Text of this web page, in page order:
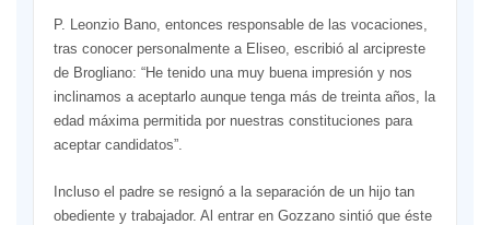
P. Leonzio Bano, entonces responsable de las vocaciones,
tras conocer personalmente a Eliseo, escribió al arcipreste
de Brogliano: “He tenido una muy buena impresión y nos
inclinamos a aceptarlo aunque tenga más de treinta años, la
edad máxima permitida por nuestras constituciones para
aceptar candidatos”.
Incluso el padre se resignó a la separación de un hijo tan
obediente y trabajador. Al entrar en Gozzano sintió que éste